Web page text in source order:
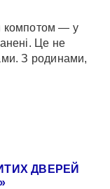
компотом — у
Це не
З родинами,
ДВЕРЕЙ